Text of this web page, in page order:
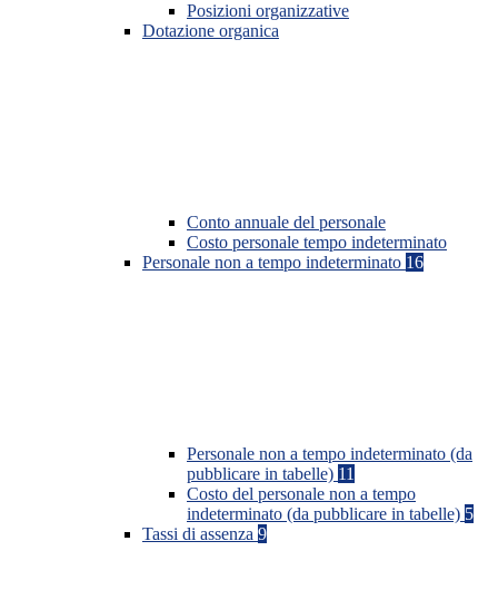
Posizioni organizzative
Dotazione organica
Conto annuale del personale
Costo personale tempo indeterminato
Personale non a tempo indeterminato 16
Personale non a tempo indeterminato (da
pubblicare in tabelle) 11
Costo del personale non a tempo
indeterminato (da pubblicare in tabelle) 5
Tassi di assenza 9